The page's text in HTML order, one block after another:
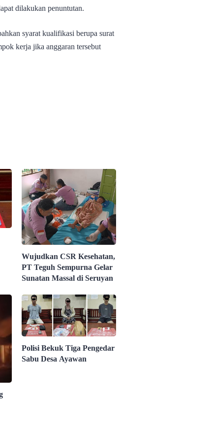
dilakukan penuntutan.
syarat kualifikasi berupa surat
kerja jika anggaran tersebut
Wujudkan CSR Kesehatan,
PT Teguh Sempurna Gelar
Sunatan Massal di Seruyan
Polisi Bekuk Tiga Pengedar
Sabu Desa Ayawan